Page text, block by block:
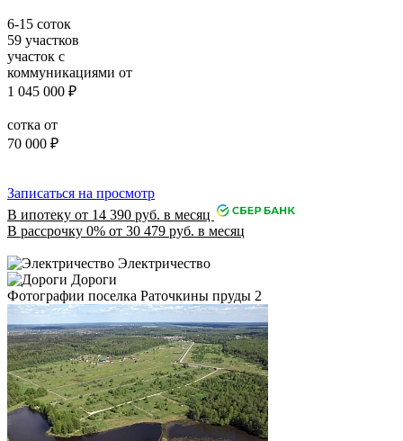
6-15 соток
59 участков
участок с
коммуникациями от
1 045 000 ₽
сотка от
70 000 ₽
Записаться на просмотр
В ипотеку от 14 390 руб. в месяц
В рассрочку 0% от 30 479 руб. в месяц
Электричество
Дороги
Фотографии поселка Раточкины пруды 2